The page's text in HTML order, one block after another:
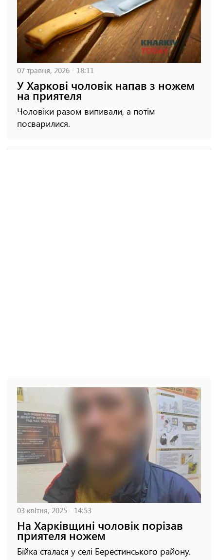
07 травня, 2026 - 18:11
У Харкові чоловік напав з ножем
на приятеля
Чоловіки разом випивали, а потім
посварилися.
03 квітня, 2025 - 14:53
На Харківщині чоловік порізав
приятеля ножем
Бійка сталася у селі Берестинського району.